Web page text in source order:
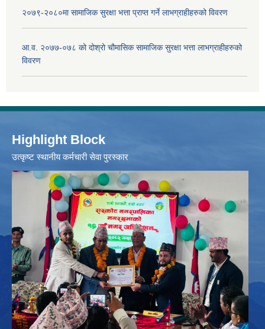
२०७९-२०८०मा सामाजिक सुरक्षा भत्ता प्राप्त गर्ने लाभग्राहीहरुको विवरण
आ.व. २०७७-०७८ को दोश्रो चौमासिक सामाजिक सुरक्षा भत्ता लाभग्राहीहरुको
विवरण
Highlight Block
उत्‍कृष्ट स्थानीय कर्मचारी सेवा पुरस्कार